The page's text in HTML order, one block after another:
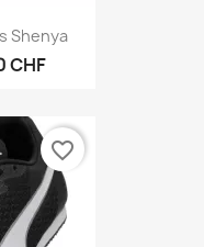
Shenya
CHF
favorite_border